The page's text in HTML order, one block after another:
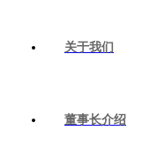
关于我们
董事长介绍